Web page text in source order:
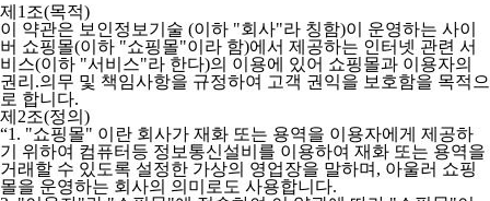
제1조(목적)
이 약관은 보인정보기술 (이하 "회사"라 칭함)이 운영하는 사이
버 쇼핑몰(이하 "쇼핑몰"이라 함)에서 제공하는 인터넷 관련 서
비스(이하 "서비스"라 한다)의 이용에 있어 쇼핑몰과 이용자의
권리.의무 및 책임사항을 규정하여 고객 권익을 보호함을 목적으
로 합니다.
제2조(정의)
“1. "쇼핑몰" 이란 회사가 재화 또는 용역을 이용자에게 제공하
기 위하여 컴퓨터등 정보통신설비를 이용하여 재화 또는 용역을
거래할 수 있도록 설정한 가상의 영업장을 말하며, 아울러 쇼핑
몰을 운영하는 회사의 의미로도 사용합니다.